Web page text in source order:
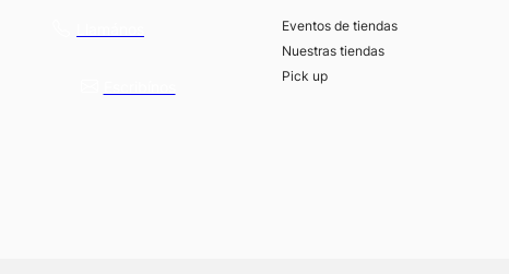
Eventos de tiendas
Nuestras tiendas
Pick up